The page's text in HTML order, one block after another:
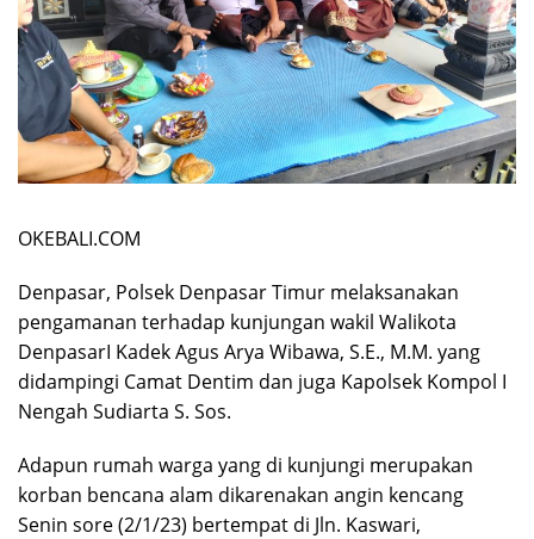
OKEBALI.COM
Denpasar, Polsek Denpasar Timur melaksanakan
pengamanan terhadap kunjungan wakil Walikota
DenpasarI Kadek Agus Arya Wibawa, S.E., M.M. yang
didampingi Camat Dentim dan juga Kapolsek Kompol I
Nengah Sudiarta S. Sos.
Adapun rumah warga yang di kunjungi merupakan
korban bencana alam dikarenakan angin kencang
Senin sore (2/1/23) bertempat di Jln. Kaswari,